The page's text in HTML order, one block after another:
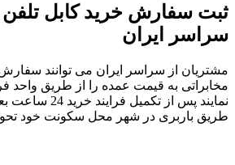
ثبت سفارش خرید کابل تلفن
سراسر ایران
مشتریان از سراسر ایران می توانند
مخابراتی به قیمت عمده را از طریق واحد
نمایند پس از
طریق باربری در شهر محل سکونت خود